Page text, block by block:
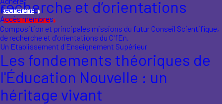
Rechercher
Accès membres
recherche et d’orientations
Composition et principales missions du futur Conseil Scientifique,
de recherche et d'orientations du C'fEn.
Un Etablissement d'Enseignement Supérieur
Les fondements théoriques de
l'Éducation Nouvelle : un
héritage vivant